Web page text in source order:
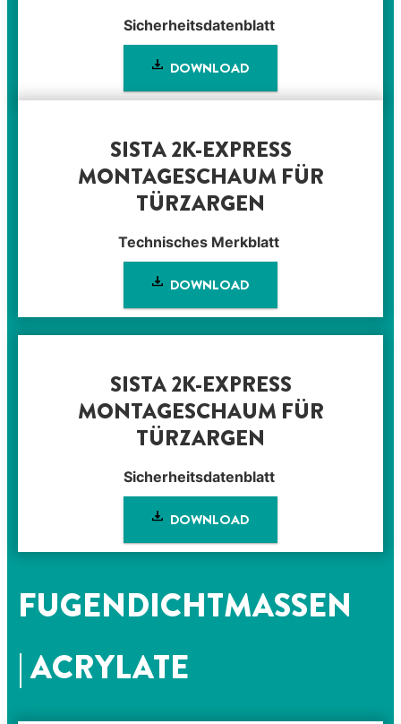
Sicherheitsdatenblatt
DOWNLOAD
SISTA 2K-EXPRESS
MONTAGESCHAUM FÜR
TÜRZARGEN
Technisches Merkblatt
DOWNLOAD
SISTA 2K-EXPRESS
MONTAGESCHAUM FÜR
TÜRZARGEN
Sicherheitsdatenblatt
DOWNLOAD
FUGENDICHTMASSEN
| ACRYLATE